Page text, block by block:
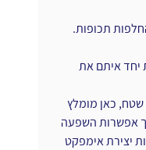
תכופות.
יחד איתם את
שטח, כאן מומלץ
אפשרות השפעה
יצירת אימפקט